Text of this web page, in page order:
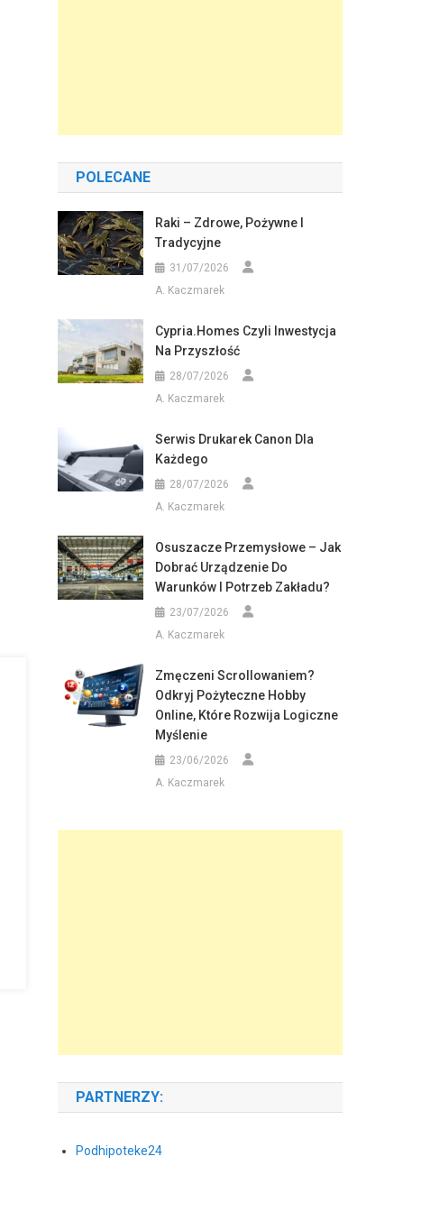
POLECANE
Raki – Zdrowe, Pożywne I
Tradycyjne
31/07/2026
A. Kaczmarek
Cypria.homes Czyli Inwestycja
Na Przyszłość
28/07/2026
A. Kaczmarek
Serwis Drukarek Canon Dla
Każdego
28/07/2026
A. Kaczmarek
Osuszacze Przemysłowe – Jak
Dobrać Urządzenie Do
Warunków I Potrzeb Zakładu?
23/07/2026
A. Kaczmarek
Zmęczeni Scrollowaniem?
Odkryj Pożyteczne Hobby
Online, Które Rozwija Logiczne
Myślenie
23/06/2026
A. Kaczmarek
PARTNERZY:
Podhipoteke24